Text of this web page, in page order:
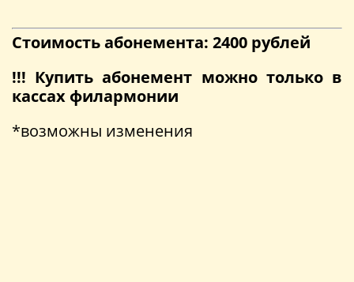
Стоимость абонемента: 2400 рублей
!!! Купить абонемент можно только в
кассах филармонии
*возможны изменения